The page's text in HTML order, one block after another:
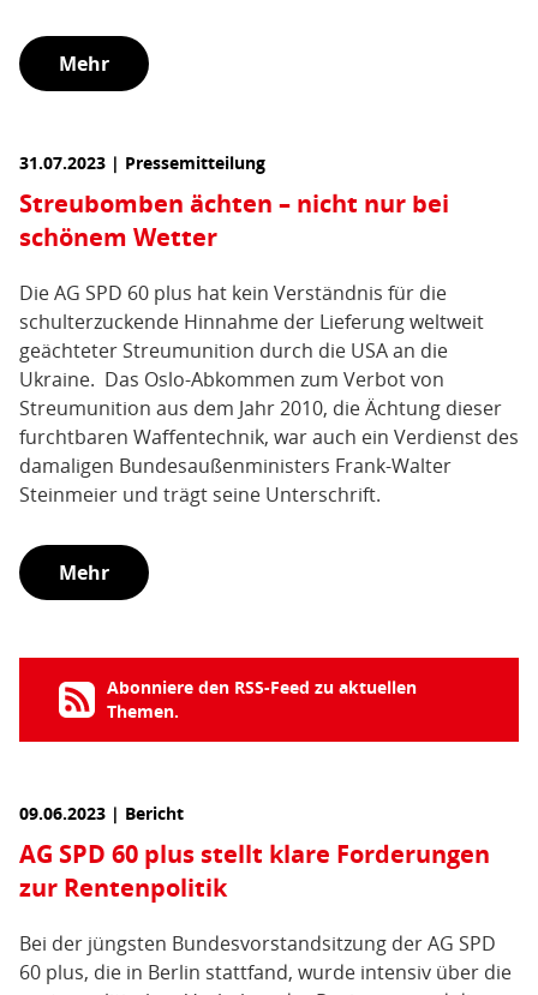
Mehr
31.07.2023 | Pressemitteilung
Streubomben ächten – nicht nur bei
schönem Wetter
Die AG SPD 60 plus hat kein Verständnis für die
schulterzuckende Hinnahme der Lieferung weltweit
geächteter Streumunition durch die USA an die
Ukraine. Das Oslo-Abkommen zum Verbot von
Streumunition aus dem Jahr 2010, die Ächtung dieser
furchtbaren Waffentechnik, war auch ein Verdienst des
damaligen Bundesaußenministers Frank-Walter
Steinmeier und trägt seine Unterschrift.
Mehr
Abonniere den RSS-Feed zu aktuellen
Themen.
09.06.2023 | Bericht
AG SPD 60 plus stellt klare Forderungen
zur Rentenpolitik
Bei der jüngsten Bundesvorstandsitzung der AG SPD
60 plus, die in Berlin stattfand, wurde intensiv über die